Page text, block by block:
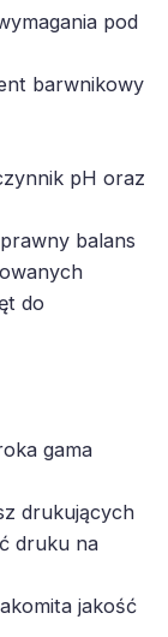
pod
barwnikowy
pH oraz
balans
do
gama
drukujących
druku na
jakość